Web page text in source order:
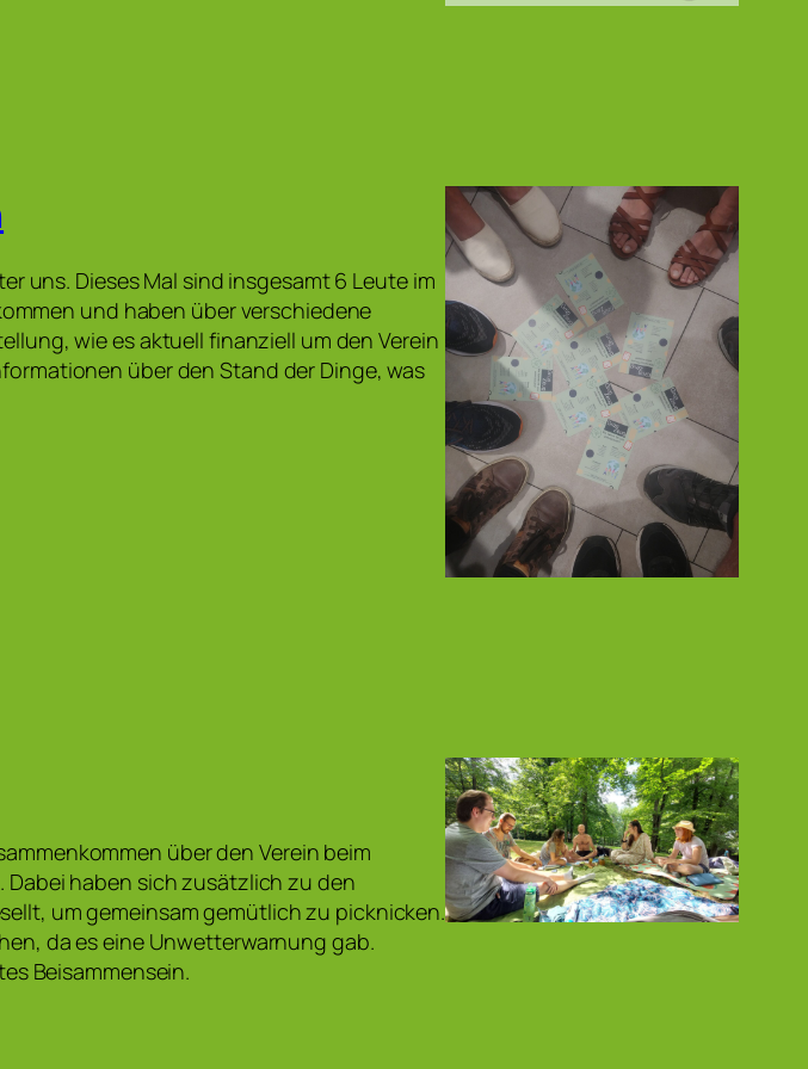
uns. Dieses Mal sind insgesamt 6 Leute im
und haben über verschiedene
wie es aktuell finanziell um den Verein
über den Stand der Dinge, was
über den Verein beim
Dabei haben sich zusätzlich zu den
um gemeinsam gemütlich zu picknicken.
da es eine Unwetterwarnung gab.
Beisammensein.